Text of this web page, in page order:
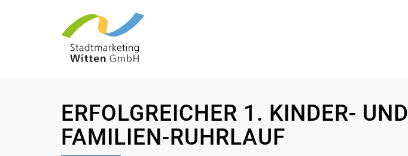
ERFOLGREICHER 1. KINDER- UND
FAMILIEN-RUHRLAUF